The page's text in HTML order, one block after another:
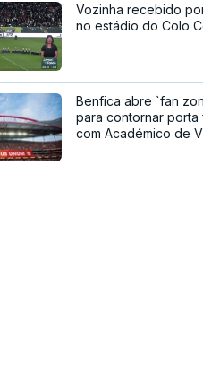
Vozinha recebido
no estádio do Colo
Benfica abre `fan
para contornar porta
com Académico de